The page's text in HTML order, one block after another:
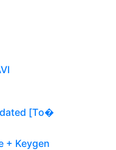
[Тo�
+ Keygen